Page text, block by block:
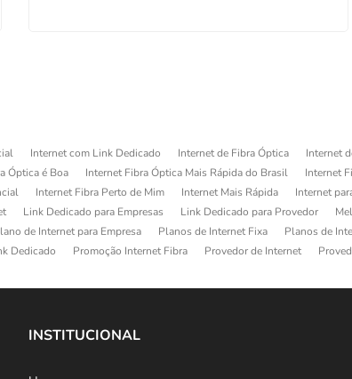
Internet com Link Dedicado Internet de Fibra Óptica Internet
Óptica é Boa Internet Fibra Óptica Mais Rápida do Brasil Internet
Internet Fibra Perto de Mim Internet Mais Rápida Internet
Link Dedicado para Empresas Link Dedicado para Provedor
de Internet para Empresa Planos de Internet Fixa Planos de
Dedicado Promoção Internet Fibra Provedor de Internet
INSTITUCIONAL